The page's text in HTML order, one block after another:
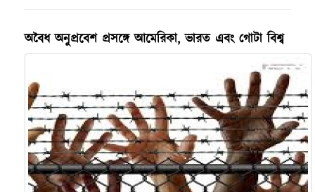
অবৈধ অনুপ্রবেশ প্রসঙ্গে আমেরিকা, ভারত এবং গোটা বিশ্ব